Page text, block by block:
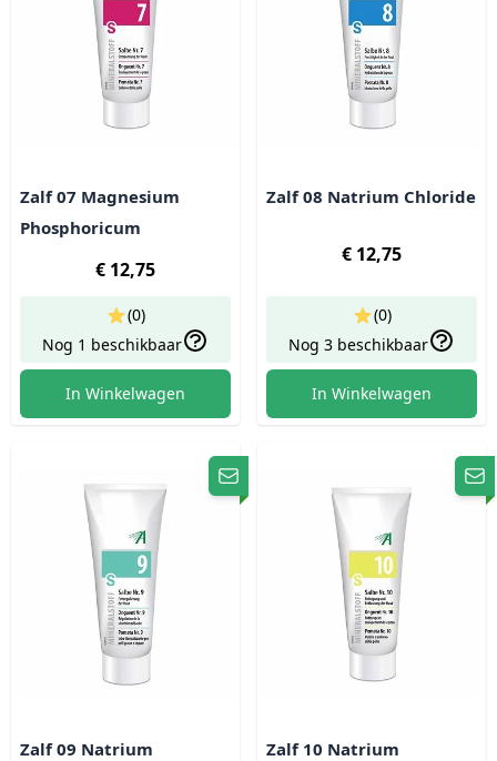
Zalf 07 Magnesium
Phosphoricum
€ 12,75
Nog 1 beschikbaar
(0)
In Winkelwagen
Zalf 08 Natrium Chloride
€ 12,75
Nog 3 beschikbaar
(0)
In Winkelwagen
Zalf 09 Natrium
Zalf 10 Natrium